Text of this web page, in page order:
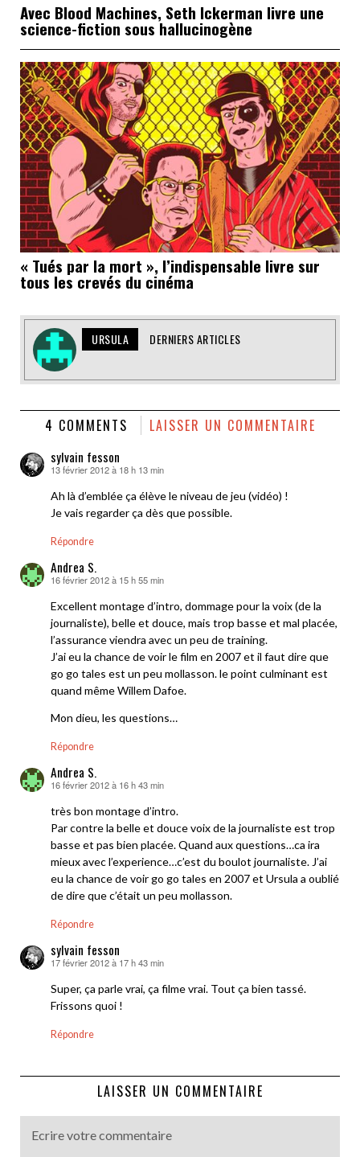
Avec Blood Machines, Seth Ickerman livre une
science-fiction sous hallucinogène
« Tués par la mort », l’indispensable livre sur
tous les crevés du cinéma
URSULA DERNIERS ARTICLES
4 COMMENTS LAISSER UN COMMENTAIRE
sylvain fesson
dit :
13 février 2012 à 18 h 13 min
Ah là d’emblée ça élève le niveau de jeu (vidéo) !
Je vais regarder ça dès que possible.
Répondre
Andrea S.
dit :
16 février 2012 à 15 h 55 min
Excellent montage d’intro, dommage pour la voix (de la
journaliste), belle et douce, mais trop basse et mal placée,
l’assurance viendra avec un peu de training.
J’ai eu la chance de voir le film en 2007 et il faut dire que
go go tales est un peu mollasson. le point culminant est
quand même Willem Dafoe.
Mon dieu, les questions…
Répondre
Andrea S.
dit :
16 février 2012 à 16 h 43 min
très bon montage d’intro.
Par contre la belle et douce voix de la journaliste est trop
basse et pas bien placée. Quand aux questions…ca ira
mieux avec l’experience…c’est du boulot journaliste. J’ai
eu la chance de voir go go tales en 2007 et Ursula a oublié
de dire que c’était un peu mollasson.
Répondre
sylvain fesson
dit :
17 février 2012 à 17 h 43 min
Super, ça parle vrai, ça filme vrai. Tout ça bien tassé.
Frissons quoi !
Répondre
LAISSER UN COMMENTAIRE